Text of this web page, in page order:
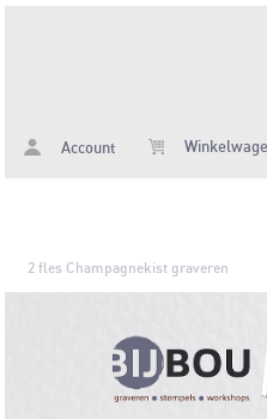
Account
2 fles Champagnekist graveren